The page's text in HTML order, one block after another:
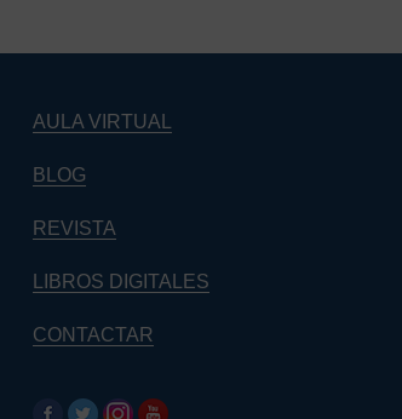
AULA VIRTUAL
BLOG
REVISTA
LIBROS DIGITALES
CONTACTAR